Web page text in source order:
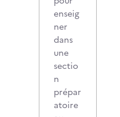
enseig
ner
dans
une
sectio
n
prépar
atoire